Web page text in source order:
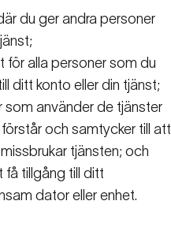
du ger andra personer
alla personer som du
ditt konto eller din tjänst;
som använder de tjänster
och samtycker till att
tjänsten; och
få tillgång till ditt
dator eller enhet.